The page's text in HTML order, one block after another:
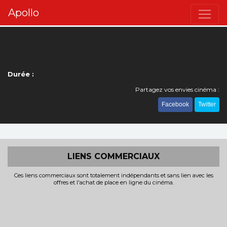
Apollo
Durée :
Partagez vos envies cinéma :
Facebook Twitter
LIENS COMMERCIAUX
Ces liens commerciaux sont totalement indépendants et sans lien avec les
offres et l'achat de place en ligne du cinéma.